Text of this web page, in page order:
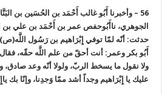
56 – وأخبرنا أَبُو غالب أَحْمَد بن الحُسَين بن
الجوهري، ناأَبُوحفص عمر بن أَحْمَد بن علي بن
حدثت: أنّه لمّا توفي إِبْرَاهيم بن رَسُول
أَبُو بكر وعمر: أنت أحقّ من علم اللَّه حقّه،
ولا نقول ما يسخط الربّ، ولولا أنّه وعد صادق،
عليك يا إِبْرَاهيم وجداً أشد ممّا وَجدِنا، وإنّا بك